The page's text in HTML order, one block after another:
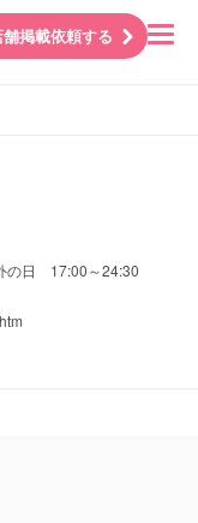
舗掲載依頼する
の日 17:00～24:30